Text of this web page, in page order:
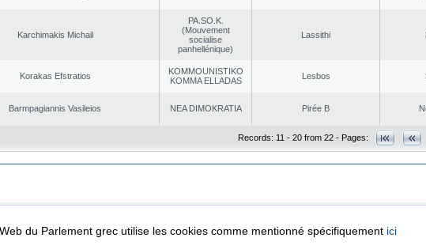
Karchimakis Michail
PA.SO.K.
(Mouvement
socialise
panhellénique)
Lassithi
Korakas Efstratios
KOMMOUNISTIKO
KOMMA ELLADAS
Lesbos
Barmpagiannis Vasileios NEA DΙMOKRATIA Pirée B
Records: 11 - 20 from 22 - Pages:
Protection Security & Access
du Parlement grec utilise les cookies comme mentionné spécifiquement ici